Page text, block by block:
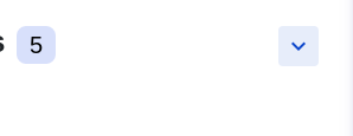
keyboard_arrow_down
5